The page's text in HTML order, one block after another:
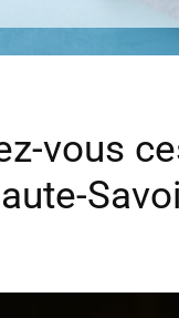
vous